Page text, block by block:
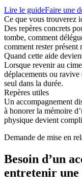
Lire le guideFaire une
Ce que vous trouverez
Des repères concrets
tombe, comment
comment rester présent
Quand cette aide
Lorsque revenir au
déplacements ou
seul dans la durée.
Repères utiles
Un accompagnement
à honorer la mémoire
physique devient
Demande de mise en
Besoin d’un
entretenir une